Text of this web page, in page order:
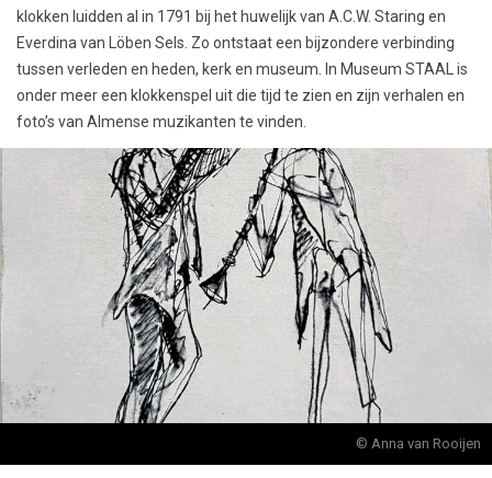
klokken luidden al in 1791 bij het huwelijk van A.C.W. Staring en
Everdina van Löben Sels. Zo ontstaat een bijzondere verbinding
tussen verleden en heden, kerk en museum. In Museum STAAL is
onder meer een klokkenspel uit die tijd te zien en zijn verhalen en
foto’s van Almense muzikanten te vinden.
© Anna van Rooijen